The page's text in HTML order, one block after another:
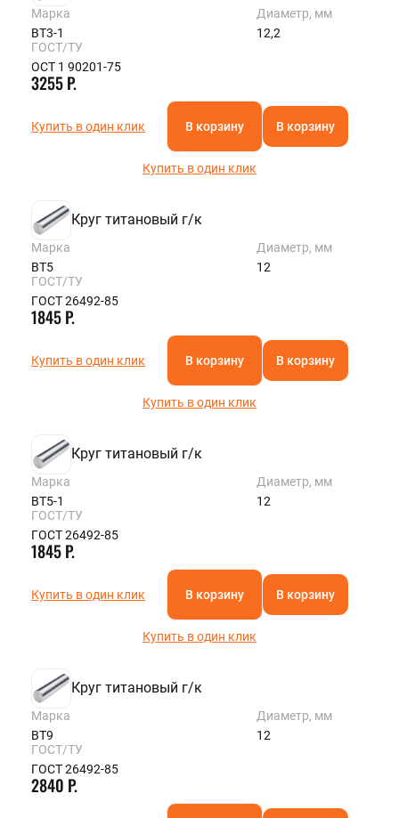
Марка
ВТ3-1
Диаметр, мм
12,2
ГОСТ/ТУ
ОСТ 1 90201-75
3255 Р.
Купить в один клик В корзину В корзину
Купить в один клик
Круг титановый г/к
Марка
ВТ5
Диаметр, мм
12
ГОСТ/ТУ
ГОСТ 26492-85
1845 Р.
Купить в один клик В корзину В корзину
Купить в один клик
Круг титановый г/к
Марка
ВТ5-1
Диаметр, мм
12
ГОСТ/ТУ
ГОСТ 26492-85
1845 Р.
Купить в один клик В корзину В корзину
Купить в один клик
Круг титановый г/к
Марка
ВТ9
Диаметр, мм
12
ГОСТ/ТУ
ГОСТ 26492-85
2840 Р.